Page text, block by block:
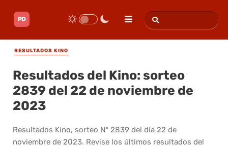
RESULTADOS KINO
Resultados del Kino: sorteo
2839 del 22 de noviembre de
2023
Resultados Kino, sorteo N° 2839 del día 22 de
noviembre de 2023. Revise los últimos resultados del